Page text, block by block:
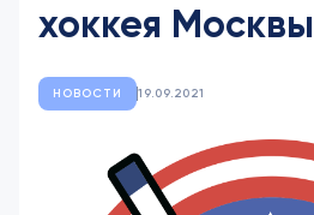
хоккея Москвы
НОВОСТИ 19.09.2021